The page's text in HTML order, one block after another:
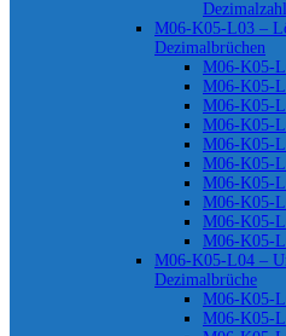
M06-K05-L03 –
Dezimalbrüchen
M06-K05-
M06-K05-
M06-K05-
M06-K05-
M06-K05-
M06-K05-
M06-K05-
M06-K05-
M06-K05-
M06-K05-
M06-K05-L04 –
Dezimalbrüche
M06-K05-
M06-K05-